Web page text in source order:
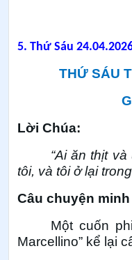
5. Thứ Sáu
THỨ SÁU
Lời Chúa:
“Ai ăn thịt
tôi, và tôi ở lại
Câu chuyện
Một cuốn
Marcellino” kể lại